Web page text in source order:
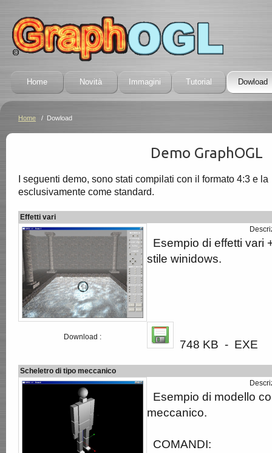
Home Novità Immagini Tutorial Dowload
Home / Dowload
Demo GraphOGL
I seguenti demo, sono stati compilati con il formato 4:3 e
esclusivamente come standard.
Effetti vari
Esempio di effetti vari
stile winidows.
Download :
748 KB - EXE
Scheletro di tipo meccanico
Esempio di modello
meccanico.
COMANDI: